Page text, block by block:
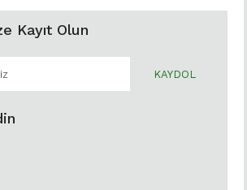
Kayıt Olun
KAYDOL